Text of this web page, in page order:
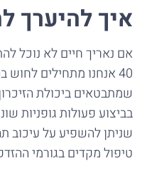
איך להיערך
אם נאריך חיים לא נוכל
40 אנחנו מתחילים
שמתבטאים ביכולת
בביצוע פעולות גופניות
שניתן להשפיע על עיכוב
טיפול מקדים בגורמי